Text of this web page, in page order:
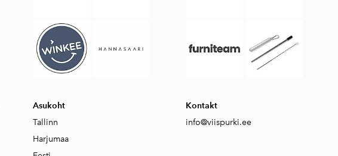
Asukoht
Tallinn
Harjumaa
Kontakt
info@viispurki.ee